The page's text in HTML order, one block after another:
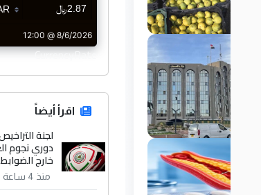
CurrencyRate
اقرأ أيضاً
خارج الضوابط
منذ 4 ساعة